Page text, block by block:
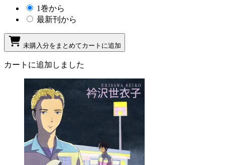
1巻から
最新刊から
未購入分をまとめてカートに追加
カートに追加しました